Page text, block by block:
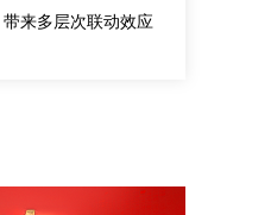
来多层次联动效应